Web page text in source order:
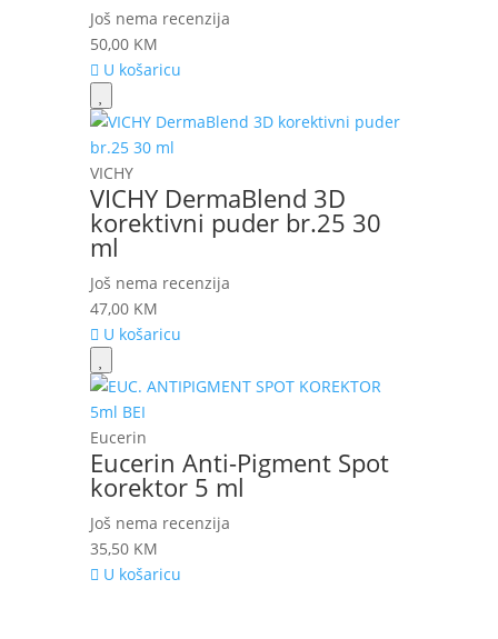
Još nema recenzija
50,00 KM
U košaricu
VICHY
VICHY DermaBlend 3D
korektivni puder br.25 30
ml
Još nema recenzija
47,00 KM
U košaricu
Eucerin
Eucerin Anti-Pigment Spot
korektor 5 ml
Još nema recenzija
35,50 KM
U košaricu